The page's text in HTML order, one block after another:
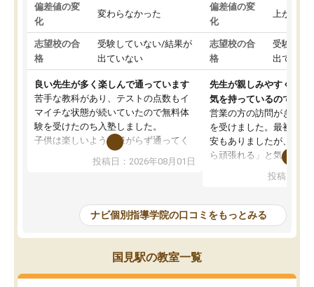
偏差値の変
化
変わらなかった
志望校の合
格
受験していない/結果が
出ていない
良い先生が多く楽しんで通っています
苦手な教科があり、テストの点数もイ
マイチな状態が続いていたので無料体
験を受けたのち入塾しました。
子供は楽しいようで嫌がらず通ってく
先生は良い方が多く、いつも笑顔で対
教室は少し狭い印象なので夜の時間帯
など生徒さんが多い時間帯は手狭では
ないかな？と感じます。
また駅前にあるのでアクセスは良いで
すが駐車場がないのでお迎えの際に近
隣のコインパーキングを利用または路
投稿日：2026年08月01日
偏差値の変
化
上がった
志望校の合
格
受験して
出ていな
先生が親しみやすく勉強
気を持っているので安心
営業の方の訪問がきっか
を受けました。最初は続
安もありましたが、子ど
ら頑張れる」と気に入り
ても分かりやすく、学
方を丁寧に教えてくださ
が深まっていると感じま
熱心で、一人ひとりの苦
前より勉強に前向きに取
投稿日：
ナビ個別指導学院の口コミをもっとみる
国見駅の教室一覧